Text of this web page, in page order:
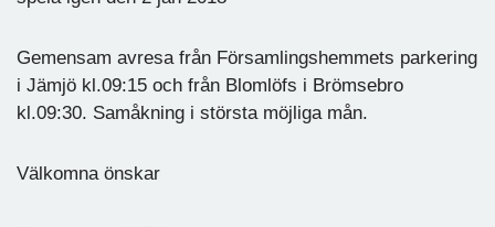
Gemensam avresa från Församlingshemmets parkering
i Jämjö kl.09:15 och från Blomlöfs i Brömsebro
kl.09:30. Samåkning i största möjliga mån.
Välkomna önskar